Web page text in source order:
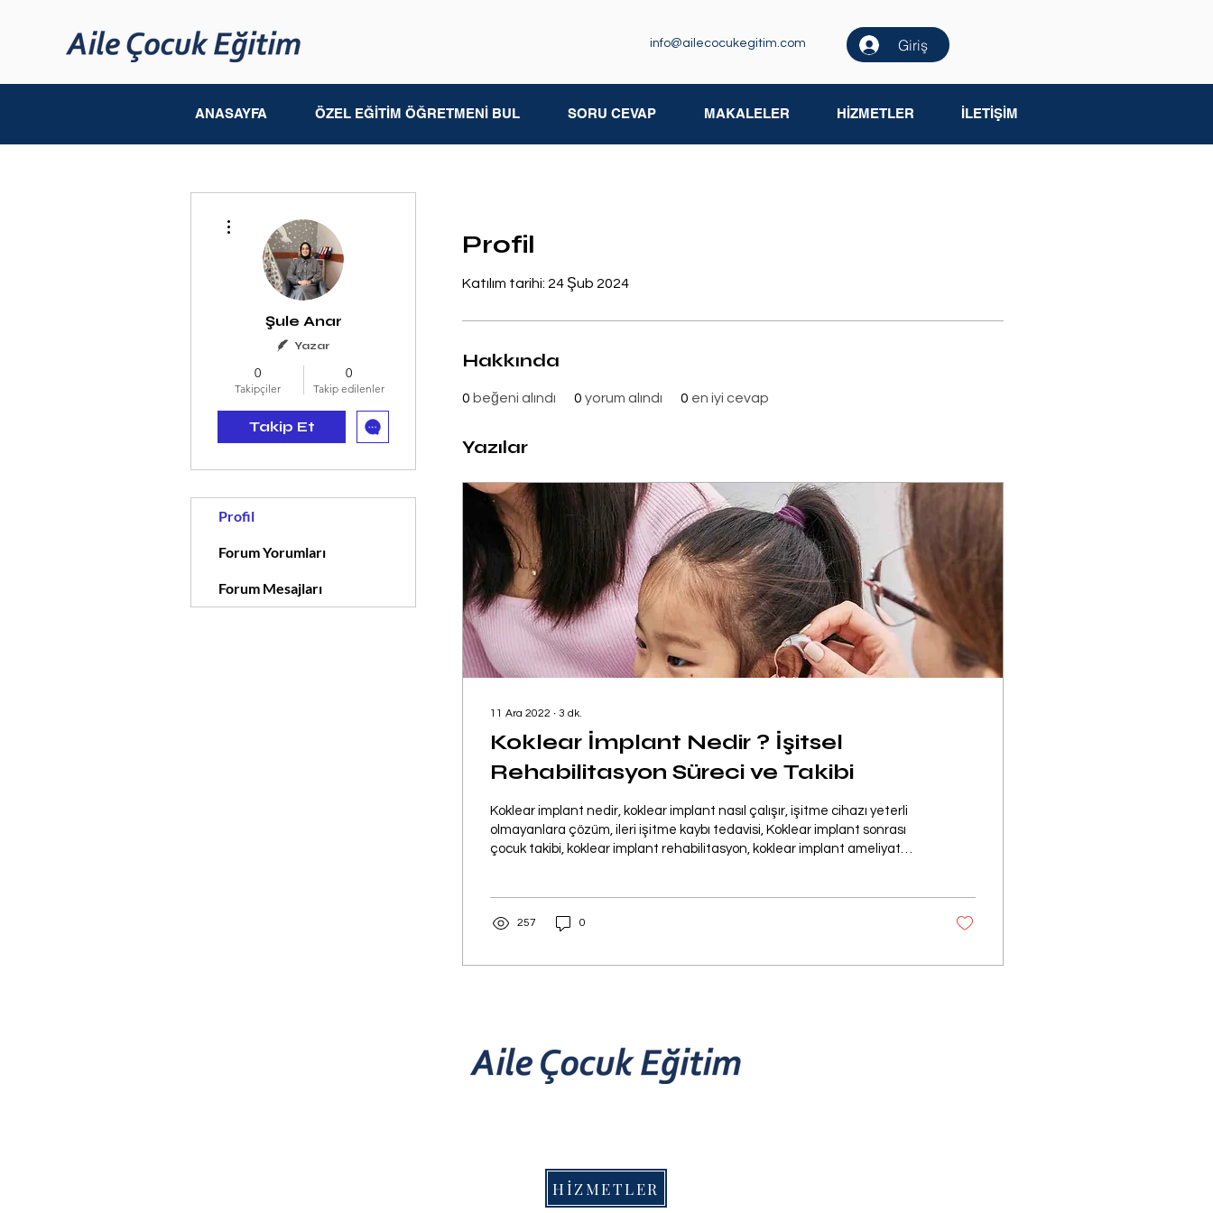
info@ailecocukegitim.com Giriş
ANASAYFA ÖZEL EĞİTİM ÖĞRETMENİ BUL SORU CEVAP MAKALELER HİZMETLER İLETİŞİM
Profil
Katılım tarihi: 24 Şub 2024
Hakkında
0 beğeni alındı 0 yorum alındı 0 en iyi cevap
Yazılar
11 Ara 2022 ∙ 3 dk.
Koklear İmplant Nedir ? İşitsel
Rehabilitasyon Süreci ve Takibi
Koklear implant nedir, koklear implant nasıl çalışır, işitme cihazı yeterli
olmayanlara çözüm, ileri işitme kaybı tedavisi, Koklear implant sonrası
çocuk takibi, koklear implant rehabilitasyon, koklear implant ameliyat
257 0
Şule Anar
Yazar
0
Takipçiler
0
Takip edilenler
Takip Et
Profil
Forum Yorumları
Forum Mesajları
HİZMETLER